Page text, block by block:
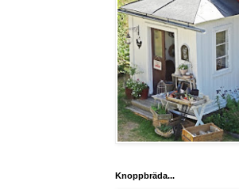
Knoppbräda...